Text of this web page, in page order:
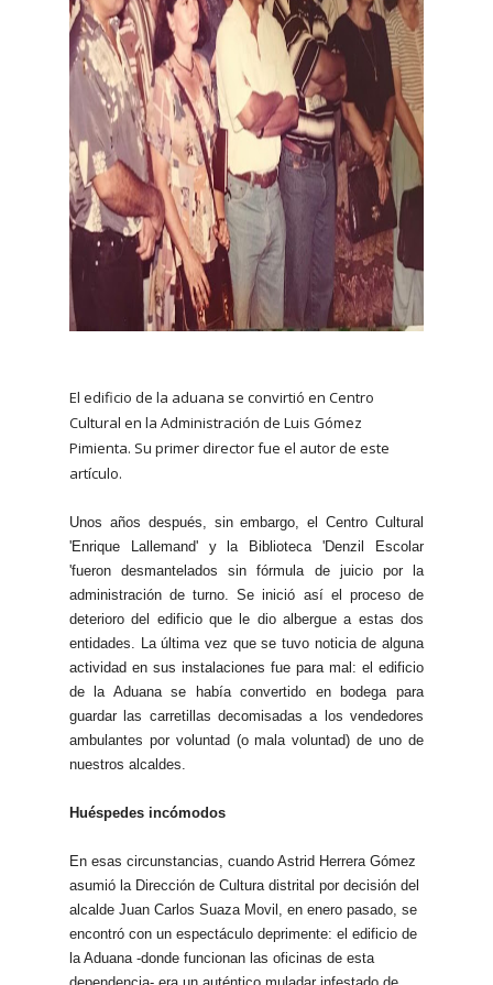
El edificio de la aduana se convirtió en Centro
Cultural en la Administración de Luis Gómez
Pimienta. Su primer director fue el autor de este
artículo.
Unos años después, sin embargo, el Centro Cultural
'Enrique Lallemand' y la Biblioteca 'Denzil Escolar
'fueron desmantelados sin fórmula de juicio por la
administración de turno. Se inició así el proceso de
deterioro del edificio que le dio albergue a estas dos
entidades. La última vez que se tuvo noticia de alguna
actividad en sus instalaciones fue para mal: el edificio
de la Aduana se había convertido en bodega para
guardar las carretillas decomisadas a los vendedores
ambulantes por voluntad (o mala voluntad) de uno de
nuestros alcaldes.
Huéspedes incómodos
En esas circunstancias, cuando Astrid Herrera Gómez
asumió la Dirección de Cultura distrital por decisión del
alcalde Juan Carlos Suaza Movil, en enero pasado, se
encontró con un espectáculo deprimente: el edificio de
la Aduana -donde funcionan las oficinas de esta